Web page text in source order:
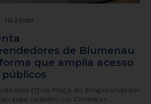
Há 3 horas
de Blumenau
que amplia acesso
feira (7) na Praça do Empreendedor
para cadastro no Contrata+.